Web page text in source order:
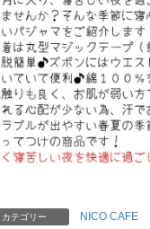
カテゴリー NICO CAFE